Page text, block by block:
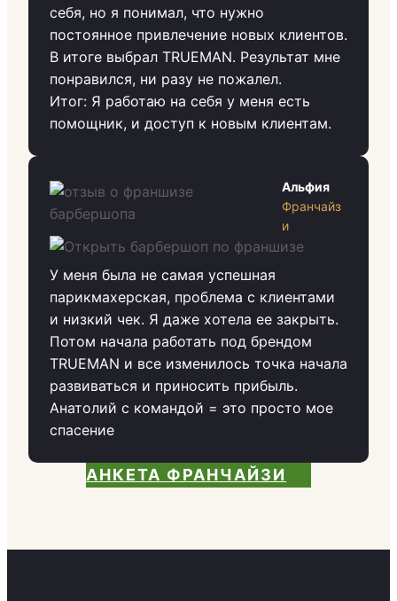
себя, но я понимал, что нужно
постоянное привлечение новых клиентов.
В итоге выбрал TRUEMAN. Результат мне
понравился, ни разу не пожалел.
Итог: Я работаю на себя у меня есть
помощник, и доступ к новым клиентам.
Альфия
Франчайз
и
У меня была не самая успешная
парикмахерская, проблема с клиентами
и низкий чек. Я даже хотела ее закрыть.
Потом начала работать под брендом
TRUEMAN и все изменилось точка начала
развиваться и приносить прибыль.
Анатолий с командой = это просто мое
спасение
АНКЕТА ФРАНЧАЙЗИ